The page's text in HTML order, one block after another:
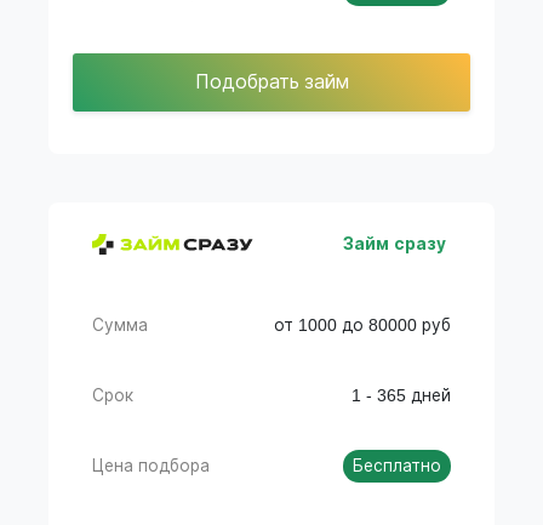
Подобрать займ
Займ сразу
Сумма от 1000 до 80000 руб
Срок 1 - 365 дней
Цена подбора Бесплатно